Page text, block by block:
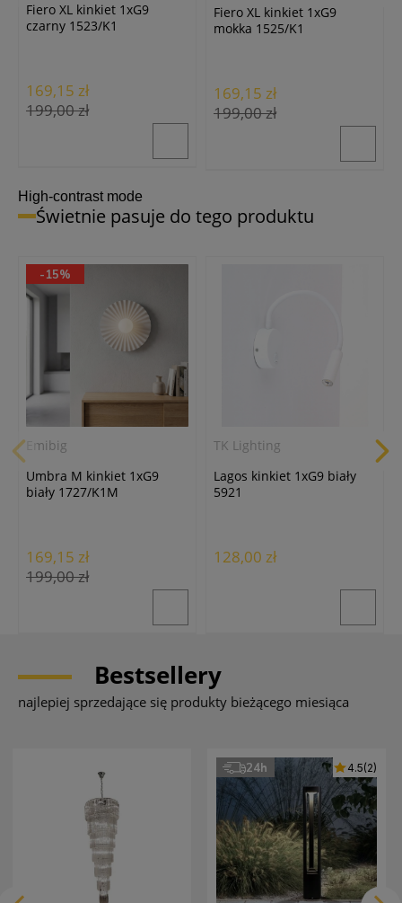
Fiero XL kinkiet 1xG9
czarny 1523/K1
169,15 zł
199,00 zł
Fiero XL kinkiet 1xG9
mokka 1525/K1
169,15 zł
199,00 zł
High-contrast mode
Świetnie pasuje do tego produktu
Emibig
Umbra M kinkiet 1xG9
biały 1727/K1M
169,15 zł
199,00 zł
-15%
TK Lighting
Lagos kinkiet 1xG9 biały
5921
128,00 zł
Bestsellery
najlepiej sprzedające się produkty bieżącego miesiąca
24h 4.5(2)